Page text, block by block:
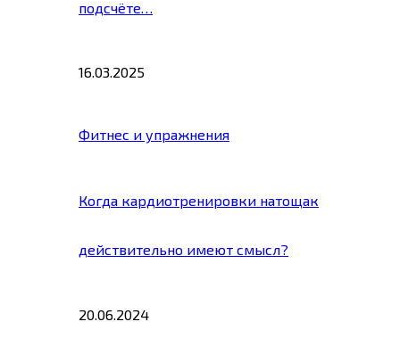
подсчёте…
16.03.2025
Фитнес и упражнения
Когда кардиотренировки натощак
действительно имеют смысл?
20.06.2024